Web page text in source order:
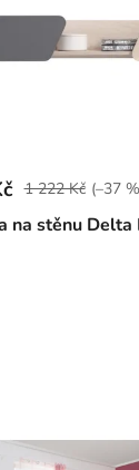
na stěnu Delta
1 222 Kč (–37